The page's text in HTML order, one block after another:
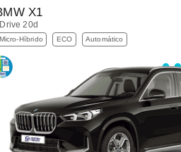
X1
20d
Micro-Híbrido ECO Automático